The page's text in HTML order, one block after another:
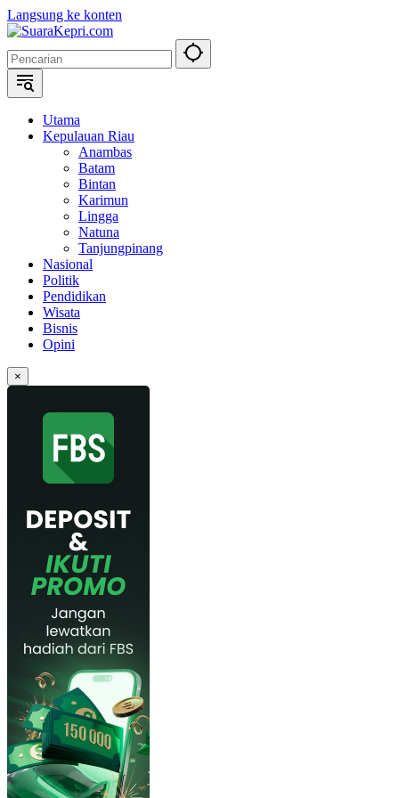
Langsung ke konten
Utama
Kepulauan Riau
Anambas
Batam
Bintan
Karimun
Lingga
Natuna
Tanjungpinang
Nasional
Politik
Pendidikan
Wisata
Bisnis
Opini
×